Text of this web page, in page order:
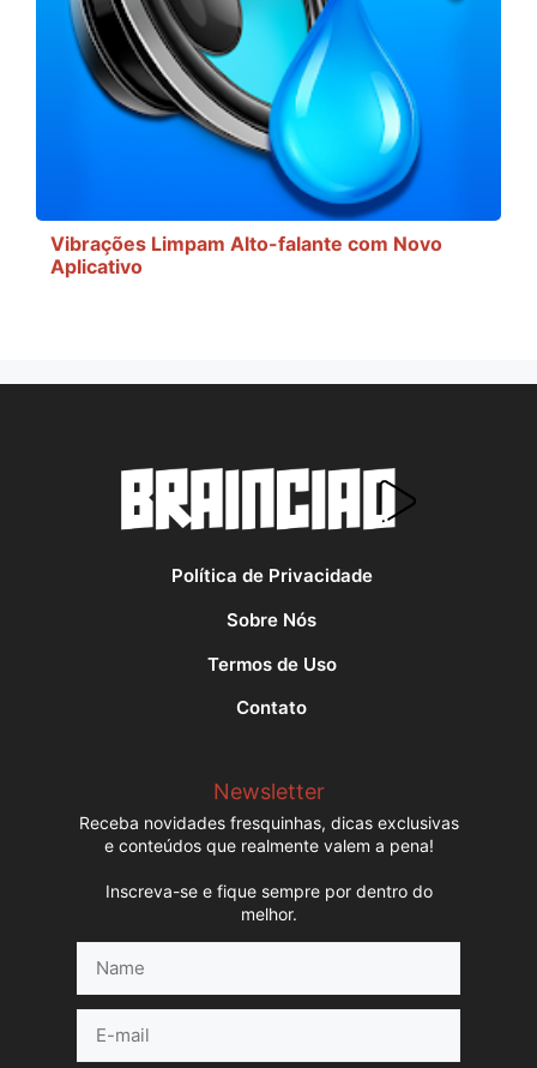
Vibrações Limpam Alto-falante com Novo
Aplicativo
Política de Privacidade
Sobre Nós
Termos de Uso
Contato
Newsletter
Receba novidades fresquinhas, dicas exclusivas
e conteúdos que realmente valem a pena!
Inscreva-se e fique sempre por dentro do
melhor.
mail